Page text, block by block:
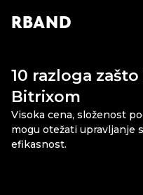
RBAND
10 razloga
Bitrixom
Visoka cena, složenost
mogu otežati upravljanje
efikasnost.